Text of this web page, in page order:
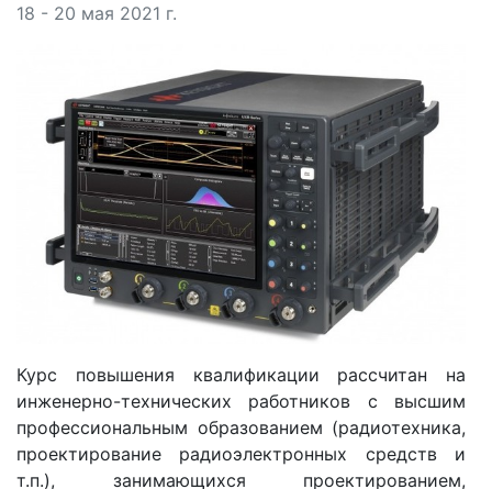
18 - 20 мая 2021 г.
Курс повышения квалификации рассчитан на
инженерно-технических работников с высшим
профессиональным образованием (радиотехника,
проектирование радиоэлектронных средств и
т.п.), занимающихся проектированием,